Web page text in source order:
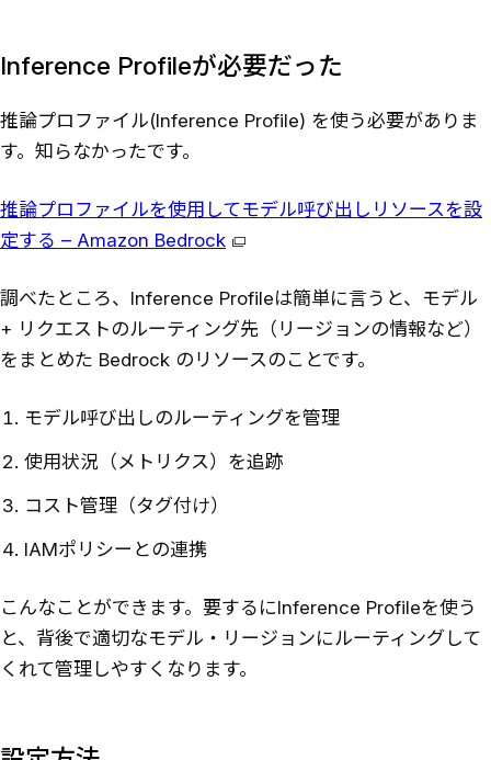
Inference Profileが必要だった
推論プロファイル(Inference Profile) を使う必要がありま
す。知らなかったです。
推論プロファイルを使用してモデル呼び出しリソースを設
定する – Amazon Bedrock
調べたところ、Inference Profileは簡単に言うと、モデル
+ リクエストのルーティング先（リージョンの情報など）
をまとめた Bedrock のリソースのことです。
モデル呼び出しのルーティングを管理
使用状況（メトリクス）を追跡
コスト管理（タグ付け）
IAMポリシーとの連携
こんなことができます。要するにInference Profileを使う
と、背後で適切なモデル・リージョンにルーティングして
くれて管理しやすくなります。